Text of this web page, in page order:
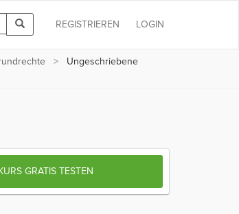
LOGIN
REGISTRIEREN
Ungeschriebene
GRATIS TESTEN